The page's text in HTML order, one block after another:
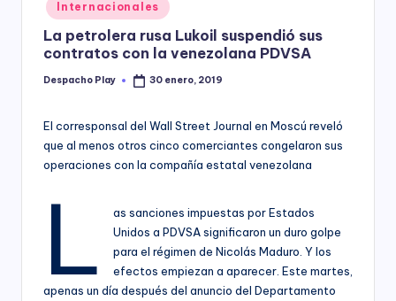
y
in
Internacionales
La petrolera rusa Lukoil suspendió sus
contratos con la venezolana PDVSA
Posted
Despacho Play 30 enero, 2019
El corresponsal del Wall Street Journal en Moscú reveló
que al menos otros cinco comerciantes congelaron sus
operaciones con la compañía estatal venezolana
L
as sanciones impuestas por Estados
Unidos a PDVSA significaron un duro golpe
para el régimen de Nicolás Maduro. Y los
efectos empiezan a aparecer. Este martes,
apenas un día después del anuncio del Departamento